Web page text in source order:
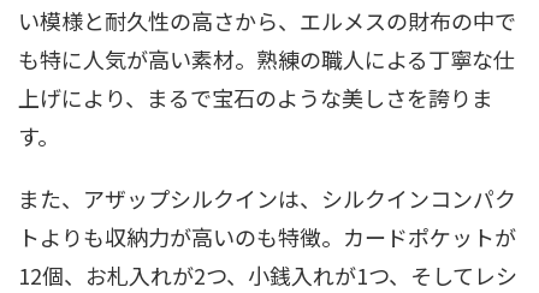
い模様と耐久性の高さから、エルメスの財布の中で
も特に人気が高い素材。熟練の職人による丁寧な仕
上げにより、まるで宝石のような美しさを誇りま
す。
また、アザップシルクインは、シルクインコンパク
トよりも収納力が高いのも特徴。カードポケットが
12個、お札入れが2つ、小銭入れが1つ、そしてレシ